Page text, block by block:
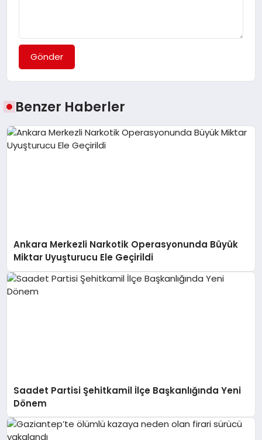
Gönder
Benzer Haberler
Ankara Merkezli Narkotik Operasyonunda Büyük
Miktar Uyuşturucu Ele Geçirildi
Saadet Partisi Şehitkamil İlçe Başkanlığında Yeni
Dönem